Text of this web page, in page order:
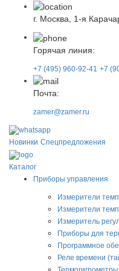
г. Москва, 1-я
Горячая линия:
+7 (495) 960-92-41 +7
Почта:
zamer@zamer.ru
Новинки Спецпредложения
Каталог
Приборы управления
Измерители
Измерители
Измеритель
Приборы для
Программное
Реле времени